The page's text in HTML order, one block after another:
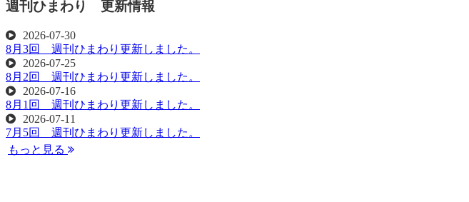
週刊ひまわり 更新情報
2026-07-30
8月3回 週刊ひまわり更新しました。
2026-07-25
8月2回 週刊ひまわり更新しました。
2026-07-16
8月1回 週刊ひまわり更新しました。
2026-07-11
7月5回 週刊ひまわり更新しました。
もっと見る